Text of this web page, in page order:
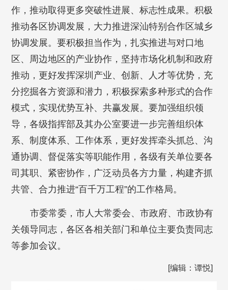
作，推动取得更多突破性进展、标志性成果。积极
推动各区协调发展，大力推进深汕特别合作区城乡
协调发展。要积极担当作为，扎实推进与对口地
区、周边地区的产业协作，坚持市场化机制和政府
推动，更好发挥深圳产业、创新、人才等优势，充
分挖掘各方资源和潜力，积极探索多种形式的合作
模式，实现优势互补、共赢发展。要加强组织领
导，各级指挥部及其办公室要进一步完善组织体
系、制度体系、工作体系，更好发挥牵头抓总、沟
通协调、督促落实等职能作用，各级有关单位要各
司其职、紧密协作，广泛动员各方力量，构建齐抓
共管、合力推进“百千万工程”的工作格局。
市委常委，市人大常委会、市政府、市政协有
关领导同志，各区各相关部门和单位主要负责同志
等参加会议。
[编辑：谭悦]